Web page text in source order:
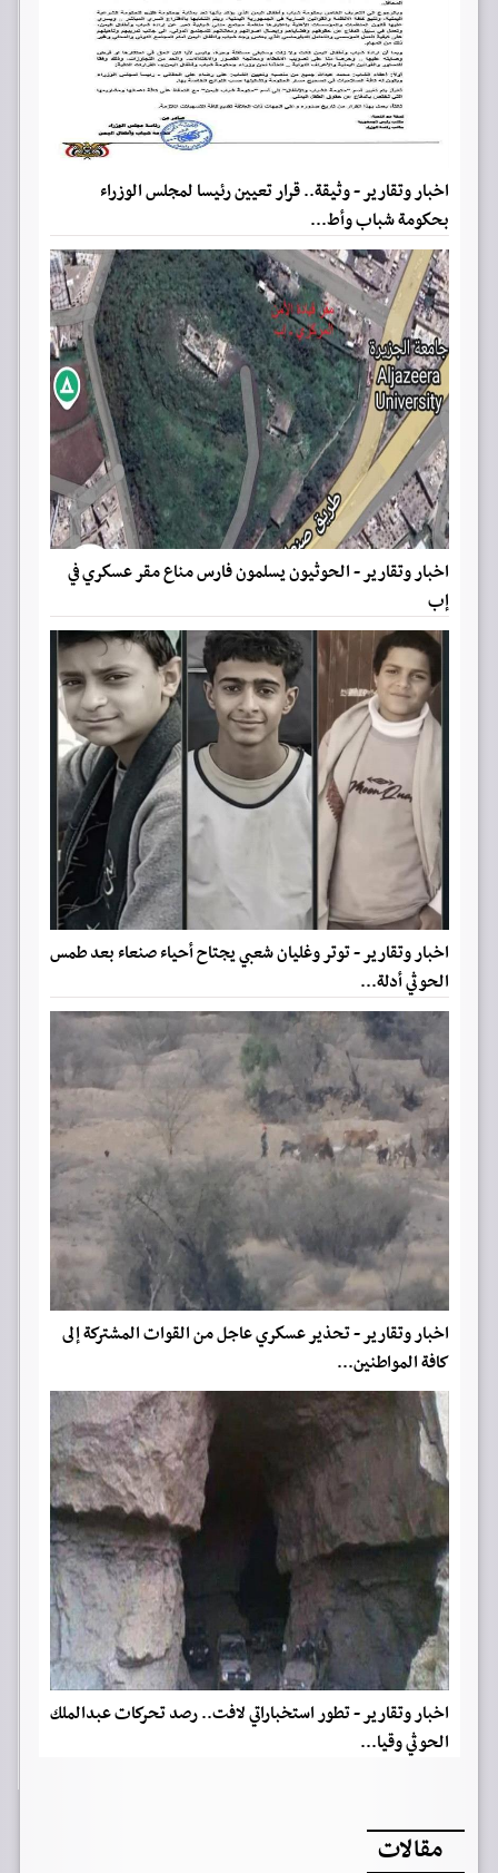
اخبار وتقارير - وثيقة.. قرار تعيين رئيسا لمجلس الوزراء
بحكومة شباب وأط...
اخبار وتقارير - الحوثيون يسلمون فارس مناع مقر عسكري في
إب
اخبار وتقارير - توتر وغليان شعبي يجتاح أحياء صنعاء بعد طمس
الحوثي أدلة...
اخبار وتقارير - تحذير عسكري عاجل من القوات المشتركة إلى
كافة المواطنين...
اخبار وتقارير - تطور استخباراتي لافت.. رصد تحركات عبدالملك
الحوثي وقيا...
مقالات